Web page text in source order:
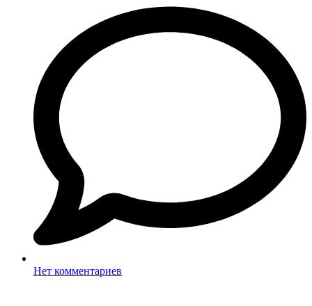
Нет комментариев